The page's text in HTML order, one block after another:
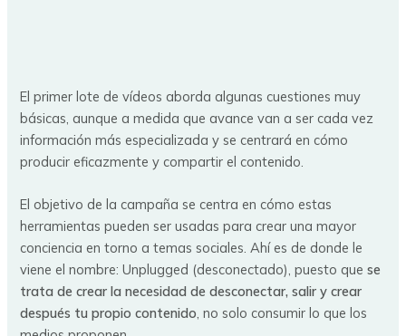
El primer lote de vídeos aborda algunas cuestiones muy
básicas, aunque a medida que avance van a ser cada vez
información más especializada y se centrará en cómo
producir eficazmente y compartir el contenido.
El objetivo de la campaña se centra en cómo estas
herramientas pueden ser usadas para crear una mayor
conciencia en torno a temas sociales. Ahí es de donde le
viene el nombre: Unplugged (desconectado), puesto quese
trata de crear la necesidad de desconectar, salir y crear
después tu propio contenido, no solo consumir lo que los